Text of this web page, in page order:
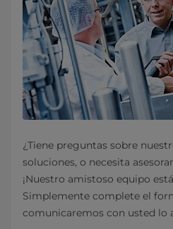
¿Tiene preguntas sobre
soluciones, o necesita
¡Nuestro amistoso equipo
Simplemente complete el
comunicaremos con usted lo